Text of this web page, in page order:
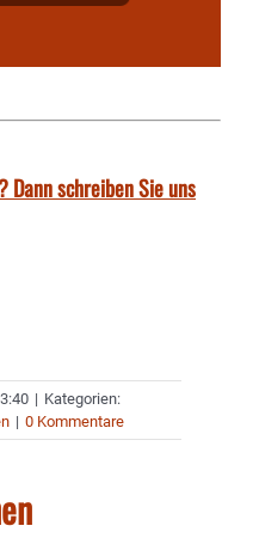
Dann schreiben Sie uns
| Kategorien:
| 0 Kommentare